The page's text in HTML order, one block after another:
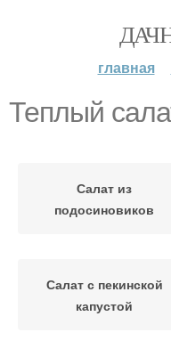
главная
Теплый
Салат из
подосиновиков
Салат с пекинской
капустой